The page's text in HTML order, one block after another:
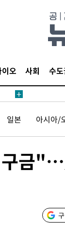
오 사회 수
못
"
일본 아시아/
금